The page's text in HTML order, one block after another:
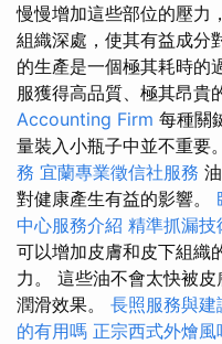
慢慢增加這些部位的壓力
組織深處，使其有益成分
的生產是一個極其耗時的
服獲得高品質、極其昂貴
Accounting Firm 每種關
量裝入小瓶子中並不重要。
務 宜蘭專業徵信社服務
對健康產生有益的影響。
中心服務介紹 精準抓漏技
可以增加皮膚和皮下組織
力。 這些油不會太快被
潤滑效果。 長照服務與建
的有用嗎 正宗西式外燴風